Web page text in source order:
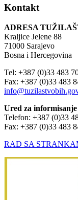
Kontakt
ADRESA
Kraljice Jelene 88
71000 Sarajevo
Bosna i Hercegovina
Tel: +387 (0)33 483
Fax: +387 (0)33 483
Ured za
Telefon: +387 (0)33
Fax: +387 (0)33 483
RAD SA